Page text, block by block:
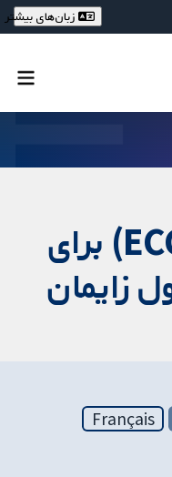
زبان‌های بیشتر
نوار قلب جنین (ECG) برای
زایمان
Français